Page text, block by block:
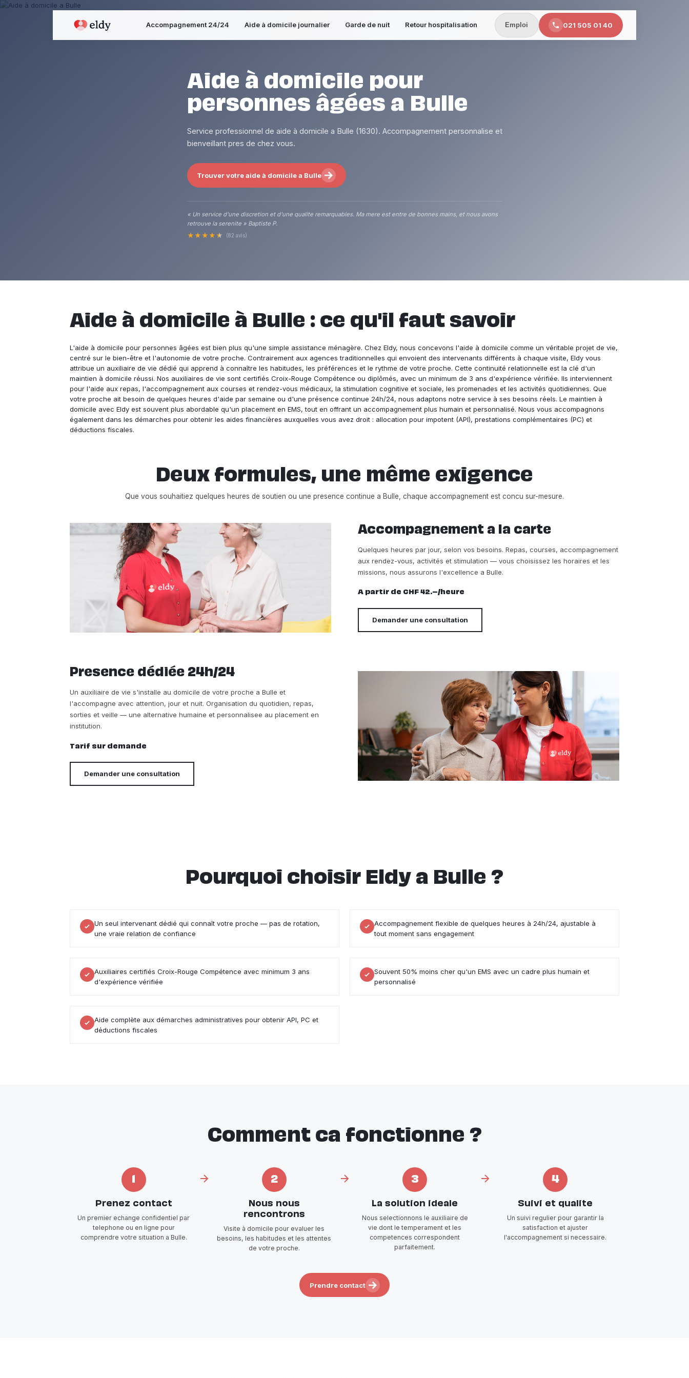
Accompagnement 24/24 Aide à domicile journalier Garde de nuit Retour hospitalisation Emploi 021 505 01 40
Aide à domicile pour
personnes âgées a Bulle
Service professionnel de aide à domicile a Bulle (1630). Accompagnement personnalise et
bienveillant pres de chez vous.
Trouver votre aide à domicile a Bulle
« Un service d'une discretion et d'une qualite remarquables. Ma mere est entre de bonnes mains, et nous avons
retrouve la serenite » Baptiste P.
★★★★★ (82 avis)
Aide à domicile à Bulle : ce qu'il faut savoir
L'aide à domicile pour personnes âgées est bien plus qu'une simple assistance ménagère. Chez Eldy, nous concevons l'aide à domicile comme un véritable projet de vie,
centré sur le bien-être et l'autonomie de votre proche. Contrairement aux agences traditionnelles qui envoient des intervenants différents à chaque visite, Eldy vous
attribue un auxiliaire de vie dédié qui apprend à connaître les habitudes, les préférences et le rythme de votre proche. Cette continuité relationnelle est la clé d'un
maintien à domicile réussi. Nos auxiliaires de vie sont certifiés Croix-Rouge Compétence ou diplômés, avec un minimum de 3 ans d'expérience vérifiée. Ils interviennent
pour l'aide aux repas, l'accompagnement aux courses et rendez-vous médicaux, la stimulation cognitive et sociale, les promenades et les activités quotidiennes. Que
votre proche ait besoin de quelques heures d'aide par semaine ou d'une présence continue 24h/24, nous adaptons notre service à ses besoins réels. Le maintien à
domicile avec Eldy est souvent plus abordable qu'un placement en EMS, tout en offrant un accompagnement plus humain et personnalisé. Nous vous accompagnons
également dans les démarches pour obtenir les aides financières auxquelles vous avez droit : allocation pour impotent (API), prestations complémentaires (PC) et
déductions fiscales.
Deux formules, une même exigence
Que vous souhaitiez quelques heures de soutien ou une presence continue a Bulle, chaque accompagnement est concu sur-mesure.
Accompagnement a la carte
Quelques heures par jour, selon vos besoins. Repas, courses, accompagnement
aux rendez-vous, activités et stimulation — vous choisissez les horaires et les
missions, nous assurons l'excellence a Bulle.
A partir de CHF 42.–/heure
Demander une consultation
Presence dédiée 24h/24
Un auxiliaire de vie s'installe au domicile de votre proche a Bulle et
l'accompagne avec attention, jour et nuit. Organisation du quotidien, repas,
sorties et veille — une alternative humaine et personnalisee au placement en
institution.
Tarif sur demande
Demander une consultation
Pourquoi choisir Eldy a Bulle ?
Un seul intervenant dédié qui connaît votre proche — pas de rotation,
une vraie relation de confiance
Accompagnement flexible de quelques heures à 24h/24, ajustable à
tout moment sans engagement
Auxiliaires certifiés Croix-Rouge Compétence avec minimum 3 ans
d'expérience vérifiée
Souvent 50% moins cher qu'un EMS avec un cadre plus humain et
personnalisé
Aide complète aux démarches administratives pour obtenir API, PC et
déductions fiscales
Comment ca fonctionne ?
Prenez contact
Un premier echange confidentiel par
telephone ou en ligne pour
comprendre votre situation a Bulle.
2
Nous nous
rencontrons
Visite à domicile pour evaluer les
besoins, les habitudes et les attentes
de votre proche.
3
La solution ideale
Nous selectionnons le auxiliaire de
vie dont le temperament et les
competences correspondent
parfaitement.
4
Suivi et qualite
Un suivi regulier pour garantir la
satisfaction et ajuster
l'accompagnement si necessaire.
Prendre contact